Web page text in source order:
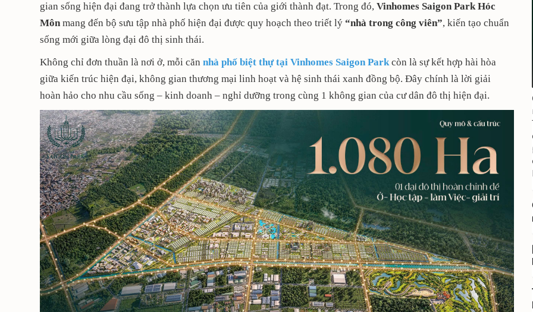
gian sống hiện đại đang trở thành lựa chọn ưu tiên của giới thành đạt. Trong đó, Vinhomes Saigon Park Hóc
Mônmang đến bộ sưu tập nhà phố hiện đại được quy hoạch theo triết lý “nhà trong công viên”, kiến tạo chuẩn
sống mới giữa lòng đại đô thị sinh thái.
Không chỉ đơn thuần là nơi ở, mỗi căn nhà phố biệt thự tại Vinhomes Saigon Parkcòn là sự kết hợp hài hòa
giữa kiến trúc hiện đại, không gian thương mại linh hoạt và hệ sinh thái xanh đồng bộ. Đây chính là lời giải
hoàn hảo cho nhu cầu sống – kinh doanh – nghỉ dưỡng trong cùng 1 không gian của cư dân đô thị hiện đại.